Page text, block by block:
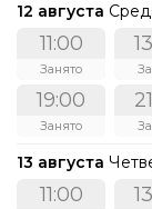
12 августа
11:00
Занято
19:00
Занято
13 августа
11:00